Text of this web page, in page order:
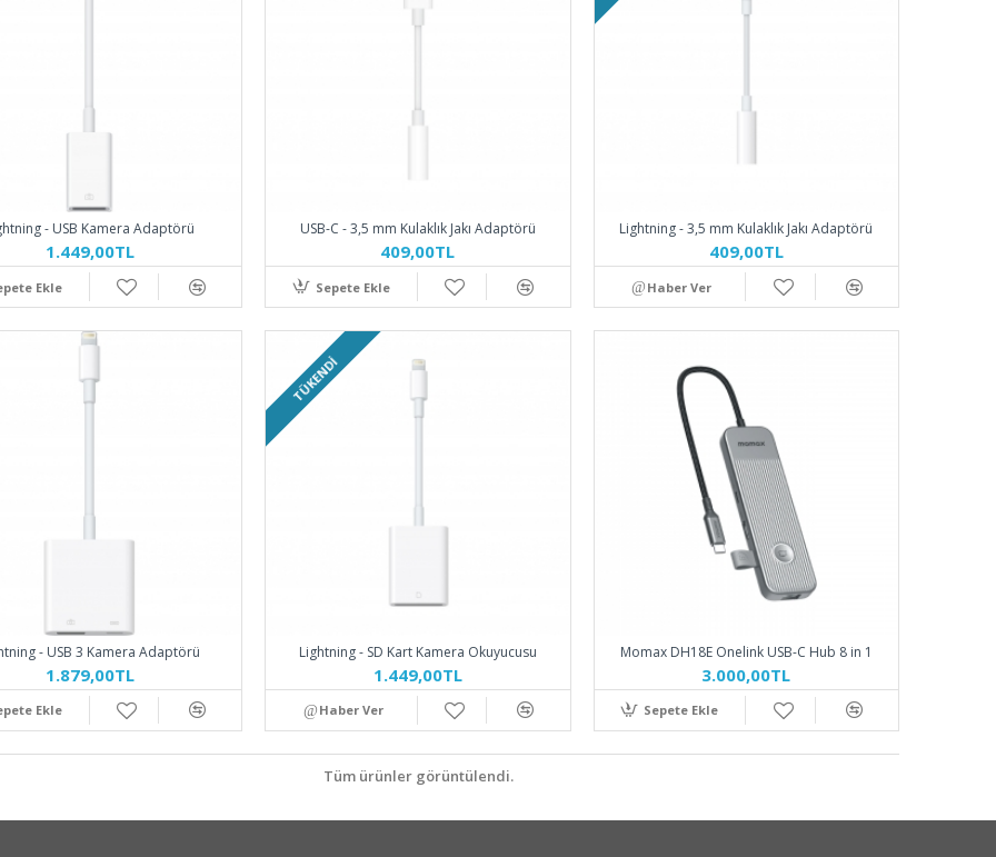
- USB Kamera Adaptörü
1.449,00TL
Ekle
USB-C - 3,5 mm Kulaklık Jakı Adaptörü
409,00TL
Sepete Ekle
Lightning - 3,5 mm Kulaklık Jakı Adaptörü
409,00TL
Haber Ver
- USB 3 Kamera Adaptörü
1.879,00TL
Ekle
TÜKENDI
Lightning - SD Kart Kamera Okuyucusu
1.449,00TL
Haber Ver
Momax DH18E Onelink USB-C Hub 8 in 1
3.000,00TL
Sepete Ekle
Tüm ürünler görüntülendi.